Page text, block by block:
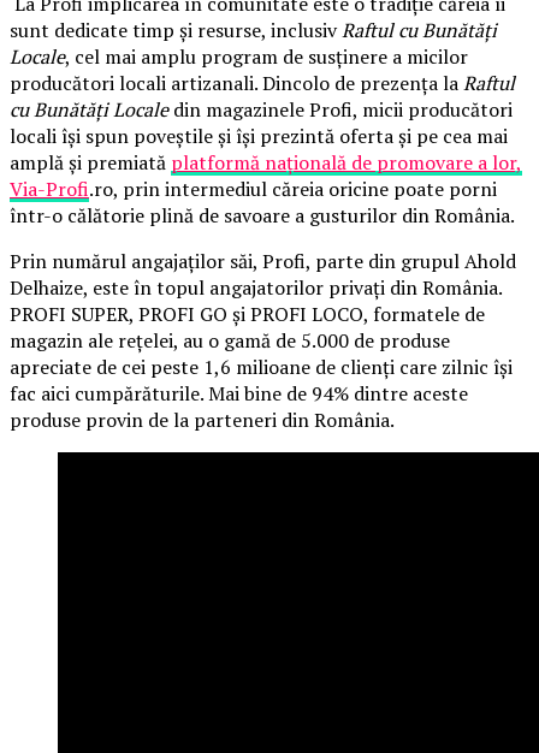
sunt dedicate timp și resurse, inclusivRaftul cu Bunătăți
Locale, cel mai amplu program de susținere a micilor
producători locali artizanali. Dincolo de prezența laRaftul
cu Bunătăți Localedin magazinele Profi, micii producători
locali își spun poveștile și își prezintă oferta și pe cea mai
amplă și premiată platformă națională de promovare a lor,
Via-Profi.ro, prin intermediul căreia oricine poate porni
într-o călătorie plină de savoare a gusturilor din România.
Prin numărul angajaților săi, Profi, parte din grupul Ahold
Delhaize, este în topul angajatorilor privați din România.
PROFI SUPER, PROFI GO și PROFI LOCO, formatele de
magazin ale rețelei, au o gamă de 5.000 de produse
apreciate de cei peste 1,6 milioane de clienți care zilnic își
fac aici cumpărăturile. Mai bine de 94% dintre aceste
produse provin de la parteneri din România.